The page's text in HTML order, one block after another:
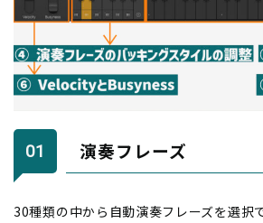
演奏フレーズ
30種類の中から自動演奏フレーズを選択